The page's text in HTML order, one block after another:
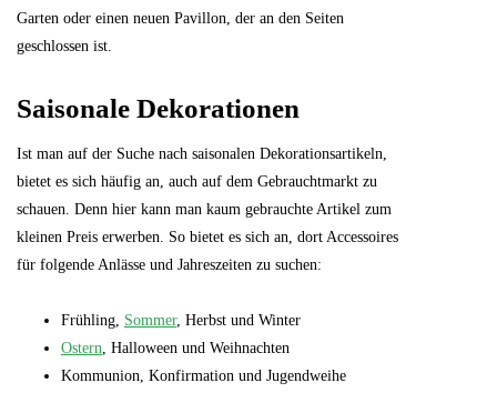
Garten oder einen neuen Pavillon, der an den Seiten
geschlossen ist.
Saisonale Dekorationen
Ist man auf der Suche nach saisonalen Dekorationsartikeln,
bietet es sich häufig an, auch auf dem Gebrauchtmarkt zu
schauen. Denn hier kann man kaum gebrauchte Artikel zum
kleinen Preis erwerben. So bietet es sich an, dort Accessoires
für folgende Anlässe und Jahreszeiten zu suchen:
Frühling, Sommer, Herbst und Winter
Ostern, Halloween und Weihnachten
Kommunion, Konfirmation und Jugendweihe